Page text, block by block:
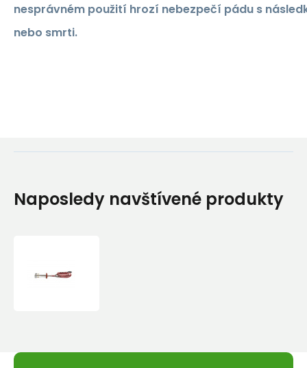
nesprávném použití hrozí nebezpečí pádu s
nebo smrti.
Naposledy navštívené produkty